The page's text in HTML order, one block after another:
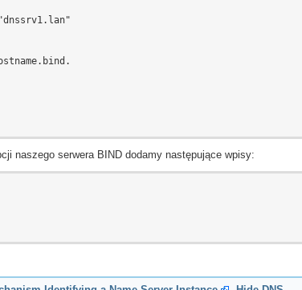
naszego serwera BIND dodamy następujące wpisy: